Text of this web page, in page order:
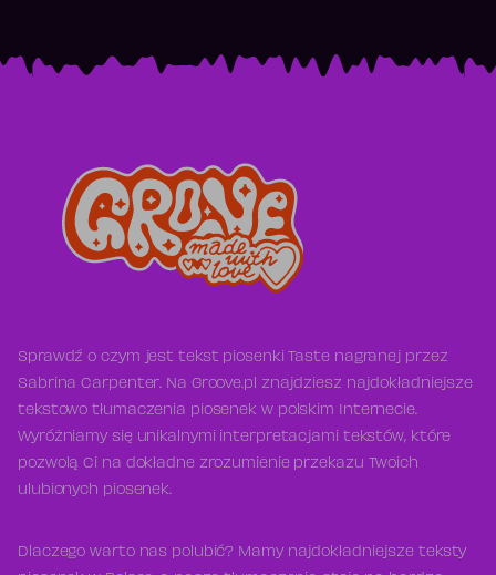
Sprawdź o czym jest tekst piosenki Taste nagranej przez
Sabrina Carpenter. Na Groove.pl znajdziesz najdokładniejsze
tekstowo tłumaczenia piosenek w polskim Internecie.
Wyróżniamy się unikalnymi interpretacjami tekstów, które
pozwolą Ci na dokładne zrozumienie przekazu Twoich
ulubionych piosenek.
Dlaczego warto nas polubić? Mamy najdokładniejsze teksty